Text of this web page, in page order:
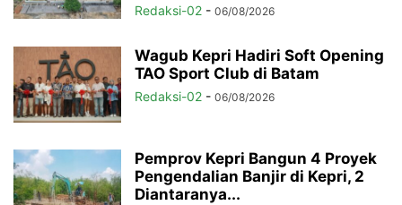
Redaksi-02 - 06/08/2026
Wagub Kepri Hadiri Soft Opening
TAO Sport Club di Batam
Redaksi-02 - 06/08/2026
Pemprov Kepri Bangun 4 Proyek
Pengendalian Banjir di Kepri, 2
Diantaranya...